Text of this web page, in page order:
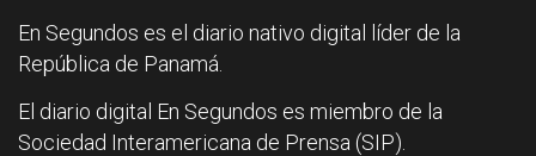
En Segundos es el diario nativo digital líder de la
República de Panamá.
El diario digital En Segundos es miembro de la
Sociedad Interamericana de Prensa (SIP).